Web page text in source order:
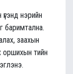
нэрийн
баримтална.
заахын
оршихын тийн